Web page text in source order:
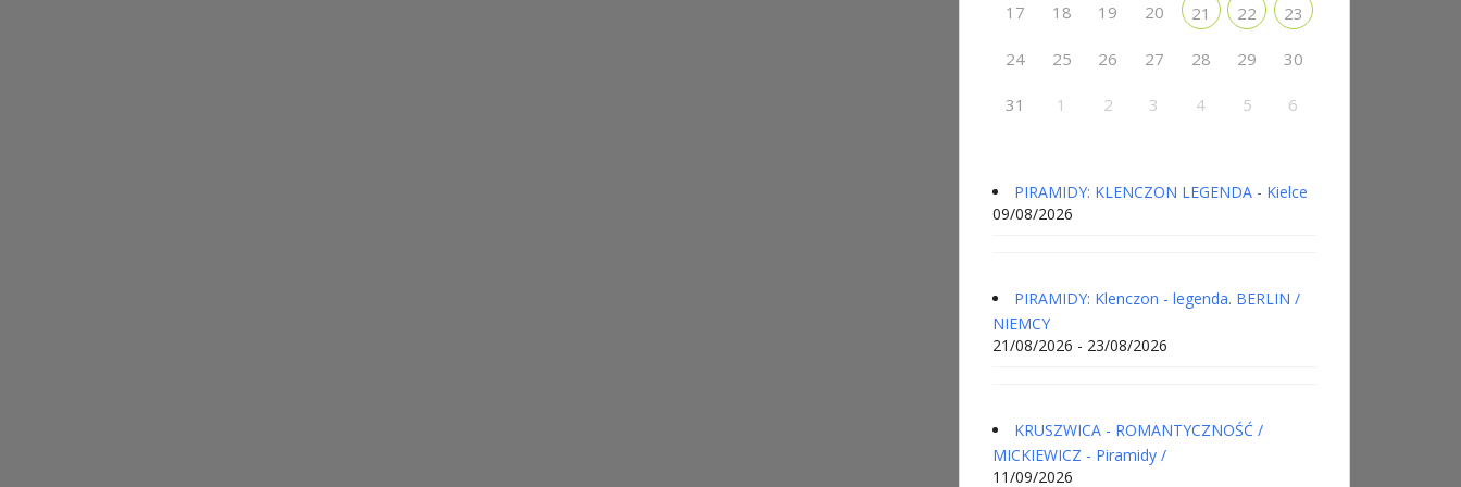
17 18 19 20 21 22 23
24 25 26 27 28 29 30
31 1 2 3 4 5 6
PIRAMIDY: KLENCZON LEGENDA - Kielce
09/08/2026
PIRAMIDY: Klenczon - legenda. BERLIN /
NIEMCY
21/08/2026 - 23/08/2026
KRUSZWICA - ROMANTYCZNOŚĆ /
MICKIEWICZ - Piramidy /
11/09/2026